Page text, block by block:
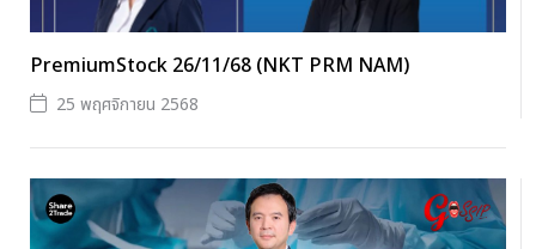
PremiumStock 26/11/68 (NKT PRM NAM)
25 พฤศจิกายน 2568